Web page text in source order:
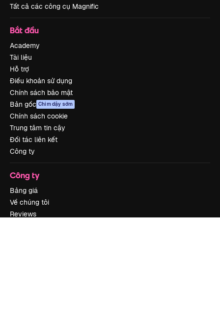
Tất cả các công cụ Magnific
Bắt đầu
Academy
Tài liệu
Hỗ trợ
Điều khoản sử dụng
Chính sách bảo mật
Bản gốc Chim dậy sớm
Chính sách cookie
Trung tâm tin cậy
Đối tác liên kết
Công ty
Công ty
Bảng giá
Về chúng tôi
Reviews